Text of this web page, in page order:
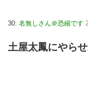
30: 名無しさん＠恐縮です
土屋太鳳にやら